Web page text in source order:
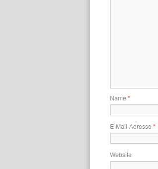
Name *
E-Mail-Adresse *
Website